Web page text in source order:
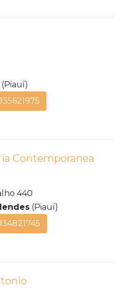
(Piauí)
Contemporanea
440
(Piauí)